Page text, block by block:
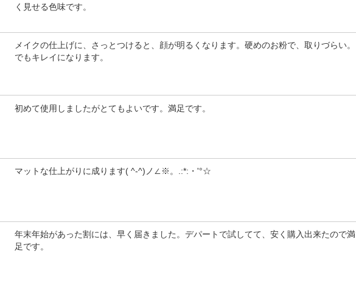
く見せる色味です。
メイクの仕上げに、さっとつけると、顔が明るくなります。硬めのお粉で、取りづらい。
でもキレイになります。
初めて使用しましたがとてもよいです。満足です。
マットな仕上がりに成ります( ^-^)ノ∠※。.:*:・'°☆
年末年始があった割には、早く届きました。デパートで試してて、安く購入出来たので満
足です。